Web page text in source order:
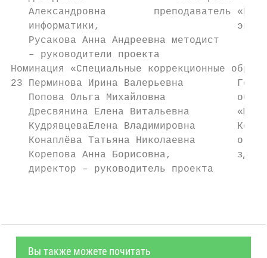
Александровна        преподаватель
информатики,
   Русакова Анна Андреевна методист
   – руководители проекта
Номинация «Специальные коррекционные
23 Перминова Ирина Валерьевна
Попова Ольга Михайловна
Дресвянина Елена Витальевна
КудрявцеваЕлена Владимировна
Конаплёва Татьяна Николаевна
Корепова Анна Борисовна,
   директор – руководитель проекта
Вы также можете почитать